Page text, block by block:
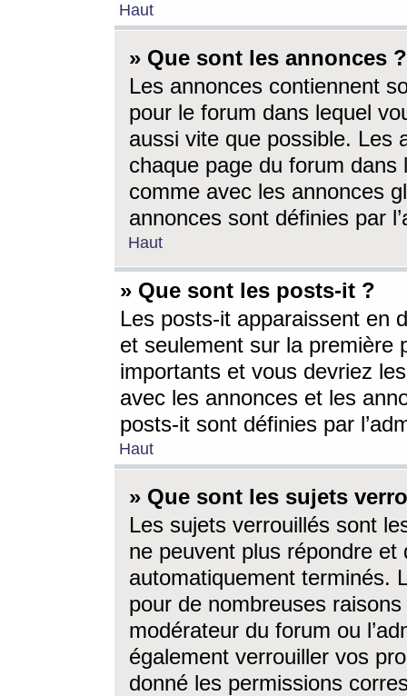
Haut
» Que sont les annonces ?
Les annonces contiennent
pour le forum dans lequel
aussi vite que possible. Les
chaque page du forum dans
comme avec les annonces
annonces sont définies par
Haut
» Que sont les posts-it ?
Les posts-it apparaissent en
et seulement sur la première
importants et vous devriez
avec les annonces et les
posts-it sont définies par
Haut
» Que sont les sujets
Les sujets verrouillés sont
ne peuvent plus répondre
automatiquement terminés.
pour de nombreuses
modérateur du forum ou
également verrouiller vos
donné les permissions